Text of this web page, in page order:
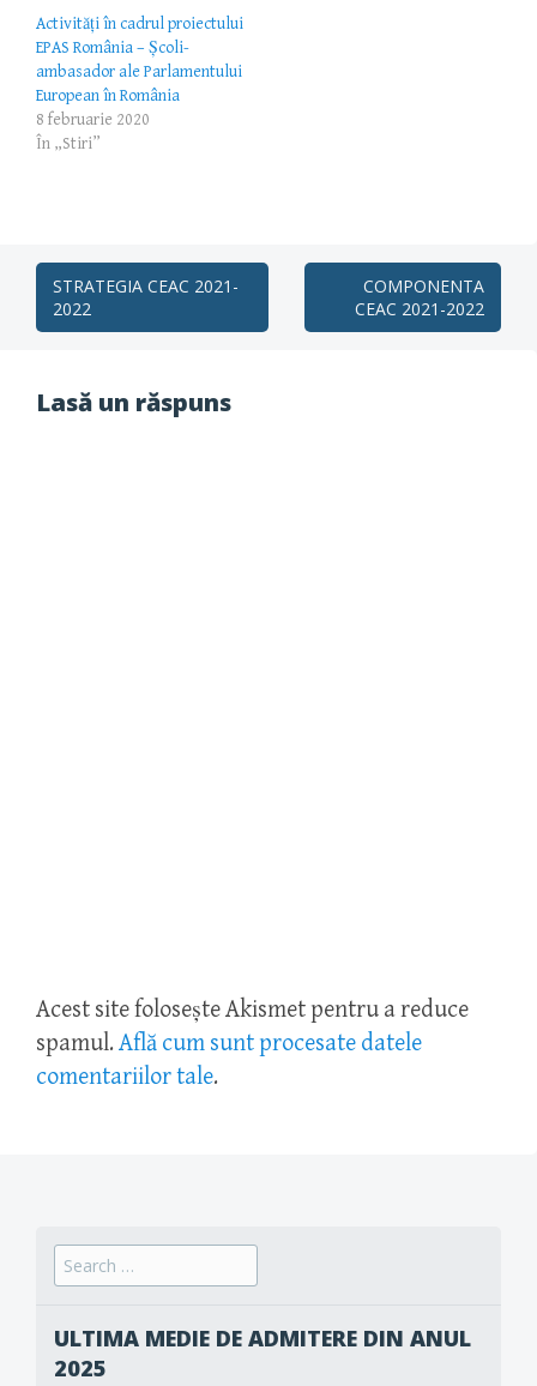
Activități în cadrul proiectului
EPAS România – Școli-
ambasador ale Parlamentului
European în România
8 februarie 2020
În „Stiri”
Post
navigation
STRATEGIA CEAC 2021-
2022
COMPONENTA
CEAC 2021-2022
Lasă un răspuns
Acest site folosește Akismet pentru a reduce
spamul. Află cum sunt procesate datele
comentariilor tale.
Search
for:
ULTIMA MEDIE DE ADMITERE DIN ANUL
2025